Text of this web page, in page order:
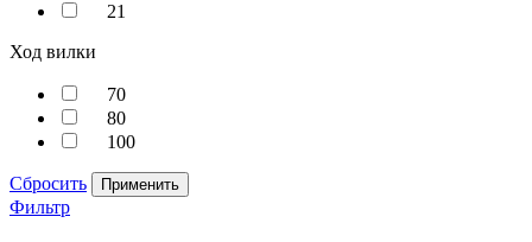
21
Ход вилки
70
80
100
Сбросить Применить
Фильтр